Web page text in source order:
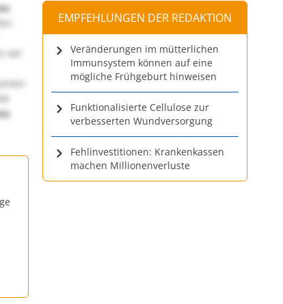
wir
EMPFEHLUNGEN DER REDAKTION
Veränderungen im mütterlichen
Immunsystem können auf eine
mögliche Frühgeburt hinweisen
Funktionalisierte Cellulose zur
verbesserten Wundversorgung
Fehlinvestitionen: Krankenkassen
machen Millionenverluste